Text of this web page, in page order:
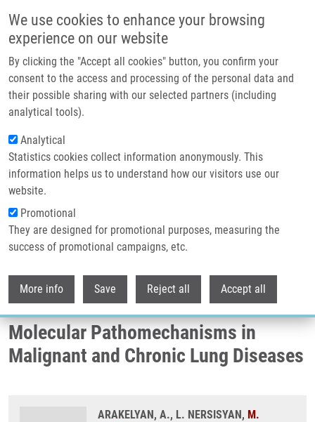
We use cookies to enhance your browsing
experience on our website
By clicking the "Accept all cookies" button, you confirm your
consent to the access and processing of the personal data and
their possible sharing with our selected partners (including
analytical tools).
Analytical
Statistics cookies collect information anonymously. This
information helps us to understand how our visitors use our
website.
Promotional
They are designed for promotional purposes, measuring the
success of promotional campaigns, etc.
More info Save Reject all Accept all
Header image
Drobečková navigace
Domů
Cartography Of Pathway Signal Perturbations Identifies Distinct
Molecular Pathomechanisms In Malignant And Chronic Lung Diseases
Cartography of Pathway Signal
Perturbations Identifies Distinct
Molecular Pathomechanisms in
Malignant and Chronic Lung Diseases
ARAKELYAN, A., L. NERSISYAN, M.